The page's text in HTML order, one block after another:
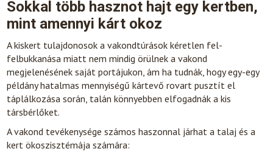
Sokkal több hasznot hajt egy kertben,
mint amennyi kárt okoz
A kiskert tulajdonosok a vakondtúrások kéretlen fel-
felbukkanása miatt nem mindig örülnek a vakond
megjelenésének saját portájukon, ám ha tudnák, hogy egy-egy
példány hatalmas mennyiségű kártevő rovart pusztít el
táplálkozása során, talán könnyebben elfogadnák a kis
társbérlőket.
A vakond tevékenysége számos haszonnal járhat a talaj és a
kert ökoszisztémája számára: